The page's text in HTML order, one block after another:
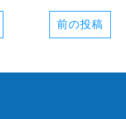
前の投稿